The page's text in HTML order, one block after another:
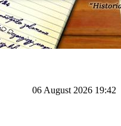
06 August 2026 19:42